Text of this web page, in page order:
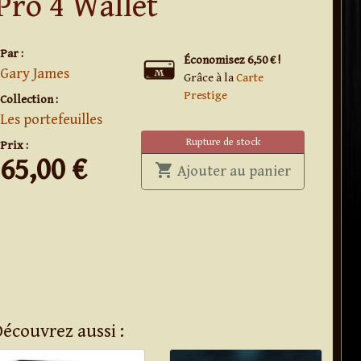
Par :
Gary James
Collection :
Les portefeuilles
Prix :
65,00 €
Économisez 6,50 € !
Grâce à laCarte
Prestige
Rupture de stock
shopping_cart Ajouter au panier' . Pro 4
aussi :